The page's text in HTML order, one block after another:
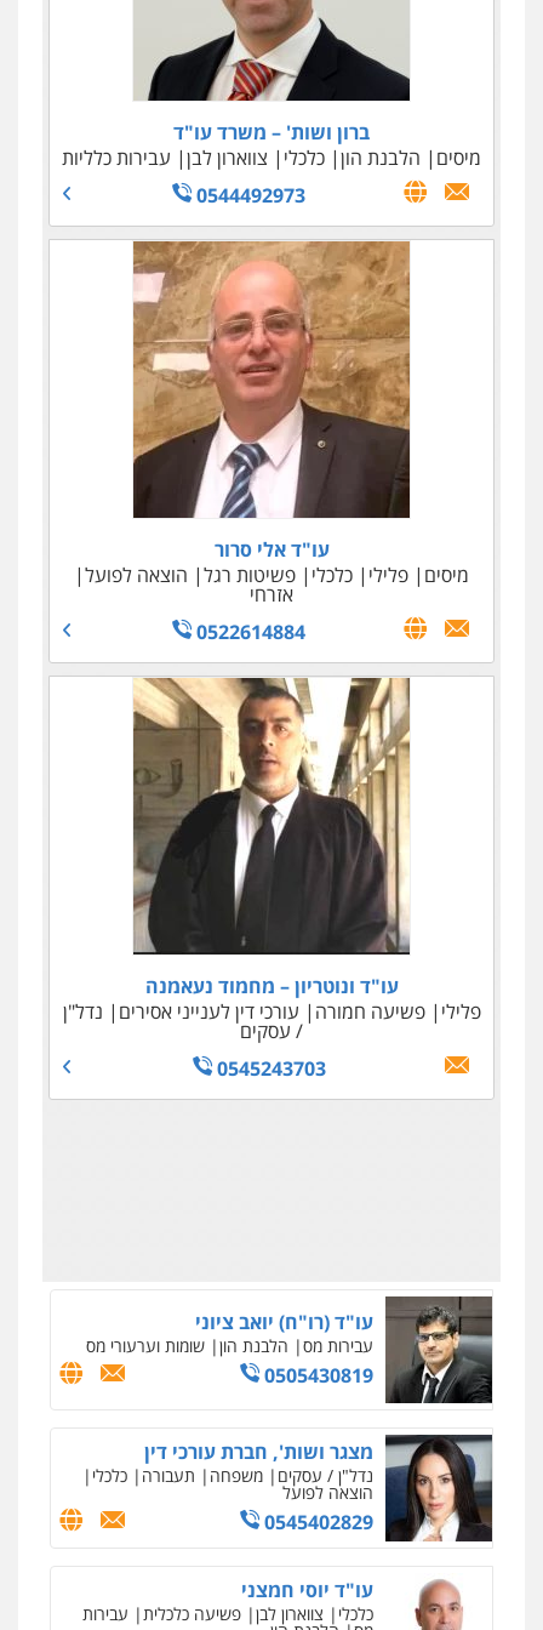
דורון, טיקוצקי ושות' – משרד עורכי דין
אזרחי מסחרי נדל"ן / עסקים צווארון לבן
בינלאומי
048147500
עו"ד ניר ישראל
כלכלי
מיסים הלבנת הון
0506245512
ברון ושות' – משרד עו"ד
מיסים
הלבנת הון כלכלי צווארון לבן
עבירות כלליות
0544492973
עו"ד אלי סרור
מיסים
פלילי כלכלי פשיטות רגל הוצאה לפועל
אזרחי
0522614884
עו"ד ונוטריון – מחמוד נעאמנה
פלילי
פשיעה חמורה עורכי דין לענייני אסירים נדל"ן
/ עסקים
0545243703
עו"ד (רו"ח) יואב ציוני
עבירות מס הלבנת הון שומות וערעורי מס
0505430819
מצגר ושות', חברת עורכי דין
נדל"ן / עסקים משפחה תעבורה כלכלי
הוצאה לפועל
0545402829
עו"ד יוסי חמצני
כלכלי צווארון לבן פשיעה כלכלית עבירות